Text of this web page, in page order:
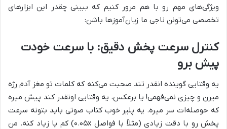
ویژگی‌های مهم رو با هم مرور کنیم که ببینی چقدر این ابزارهای
تخصصی می‌تونن ناجی ما زبان‌آموزها باشن:
کنترل سرعت پخش دقیق: با سرعت خودت
پیش برو
یه وقتایی گوینده انقدر تند صحبت می‌کنه که کلمات تو مغز آدم رژه
میرن و چیزی نمی‌فهمی! یا برعکس، یه وقتایی اونقدر کند پیش میره
که حوصله‌ات سر میره. یه پلیر خوب کتاب صوتی باید بتونه سرعت
پخش رو با دقت زیادی (مثلاً با فواصل ۰.۰۵x) کم یا زیاد کنه. من